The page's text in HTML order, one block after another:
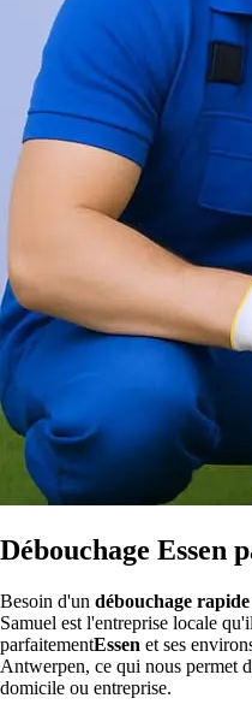
Débouchage Essen
Besoin d'un débouchage rapide
Samuel est l'entreprise locale
parfaitementEssen et ses
Antwerpen, ce qui nous permet
domicile ou entreprise.